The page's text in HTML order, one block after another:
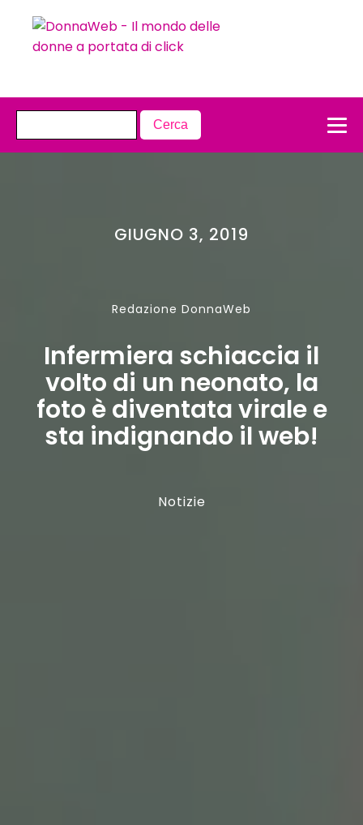
GIUGNO 3, 2019
Redazione DonnaWeb
Infermiera schiaccia il
volto di un neonato, la
foto è diventata virale e
sta indignando il web!
Notizie